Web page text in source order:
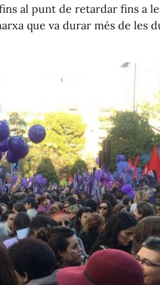
al punt de retardar fins a
que va durar més de les